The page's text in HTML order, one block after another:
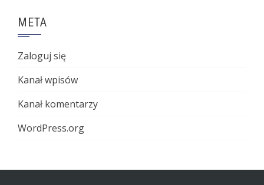
META
Zaloguj się
Kanał wpisów
Kanał komentarzy
WordPress.org